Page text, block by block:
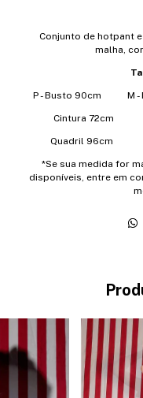
Conjunto de hotpant
malha,
P - Busto 90cm M
Cintura 72cm
Quadril 96cm
*Se sua medida for
disponíveis, entre em